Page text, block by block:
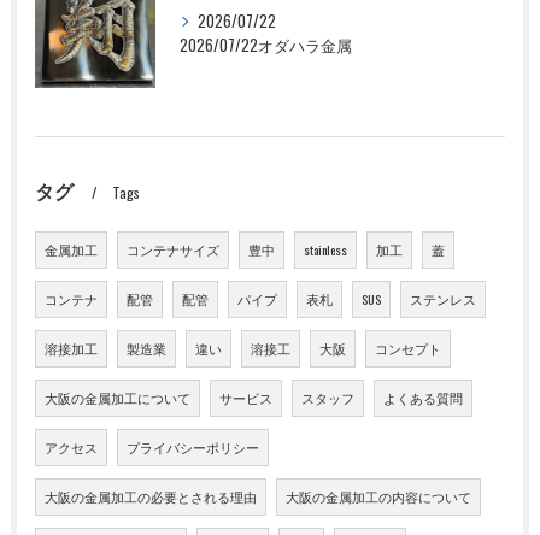
2026/07/22
2026/07/22オダハラ金属
タグ Tags
金属加工 コンテナサイズ 豊中 stainless 加工 蓋
コンテナ 配管 配管 パイプ 表札 SUS ステンレス
溶接加工 製造業 違い 溶接工 大阪 コンセプト
大阪の金属加工について サービス スタッフ よくある質問
アクセス プライバシーポリシー
大阪の金属加工の必要とされる理由 大阪の金属加工の内容について